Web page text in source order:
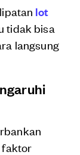
lot
tidak bisa
langsung
faktor